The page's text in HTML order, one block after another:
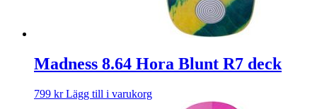
Madness 8.64 Hora Blunt R7 deck
799 kr Lägg till i varukorg